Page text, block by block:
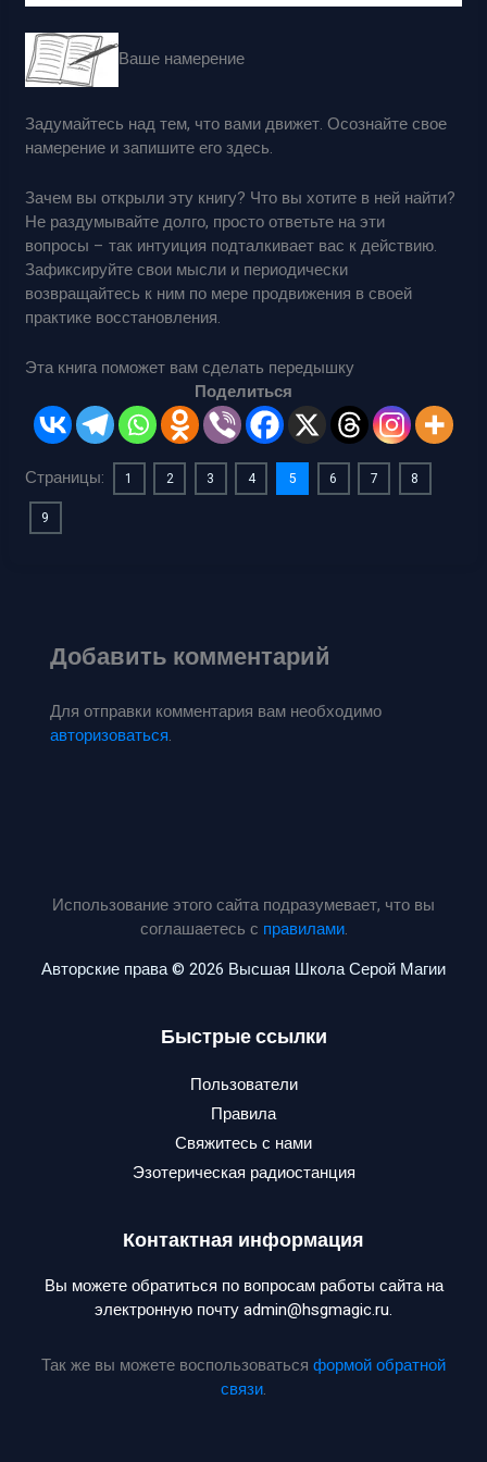
Ваше намерение
Задумайтесь над тем, что вами движет. Осознайте свое
намерение и запишите его здесь.
Зачем вы открыли эту книгу? Что вы хотите в ней найти?
Не раздумывайте долго, просто ответьте на эти
вопросы – так интуиция подталкивает вас к действию.
Зафиксируйте свои мысли и периодически
возвращайтесь к ним по мере продвижения в своей
практике восстановления.
Эта книга поможет вам сделать передышку
Поделиться
Страницы: 1 2 3 4 5 6 7
8
9
Добавить комментарий
Для отправки комментария вам необходимо
авторизоваться.
Использование этого сайта подразумевает, что вы
соглашаетесь с правилами.
Авторские права © 2026 Высшая Школа Серой Магии
Быстрые ссылки
Пользователи
Правила
Свяжитесь с нами
Эзотерическая радиостанция
Контактная информация
Вы можете обратиться по вопросам работы сайта на
электронную почту admin@hsgmagic.ru.
Так же вы можете воспользоваться формой обратной
связи.